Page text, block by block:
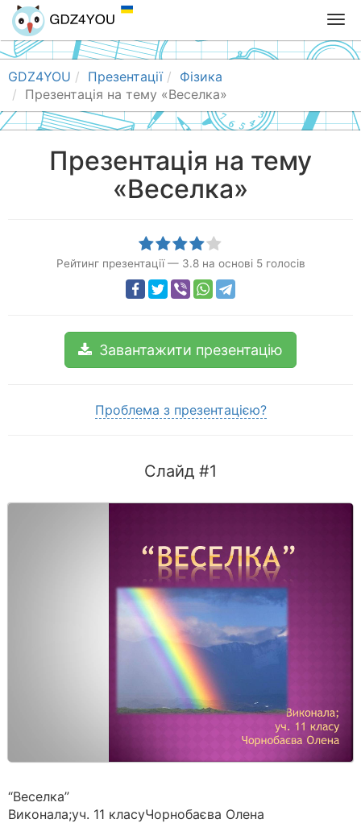
T
o
g
e
n
GDZ4YOU Презентації
Фізика
Презентація на тему «Веселка»
Презентація на тему
«Веселка»
Рейтинг презентації — 3.8на основі 5голосів
Завантажити презентацію
Проблема з презентацією?
Слайд #1
“Веселка”
Виконала;уч. 11 класуЧорнобаєва Олена